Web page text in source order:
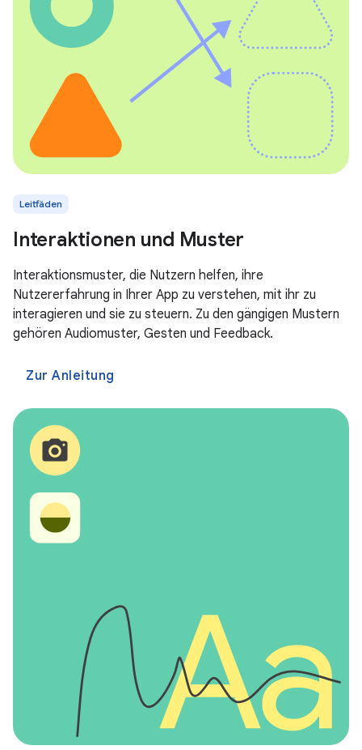
Leitfäden
Interaktionen und Muster
Interaktionsmuster, die Nutzern helfen, ihre
Nutzererfahrung in Ihrer App zu verstehen, mit ihr zu
interagieren und sie zu steuern. Zu den gängigen Mustern
gehören Audiomuster, Gesten und Feedback.
Zur Anleitung